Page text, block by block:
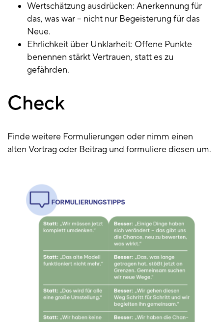
Wertschätzung ausdrücken: Anerkennung für
das, was war – nicht nur Begeisterung für das
Neue.
Ehrlichkeit über Unklarheit: Offene Punkte
benennen stärkt Vertrauen, statt es zu
gefährden.
Check
Finde weitere Formulierungen oder nimm einen
alten Vortrag oder Beitrag und formuliere diesen um.